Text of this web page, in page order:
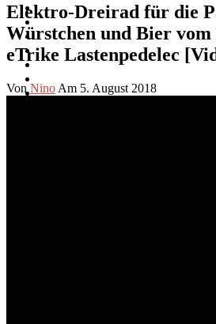
Elektro-Dreirad für die
Würstchen und Bier vom
eTrike Lastenpedelec
Von Nino Am 5. August 2018